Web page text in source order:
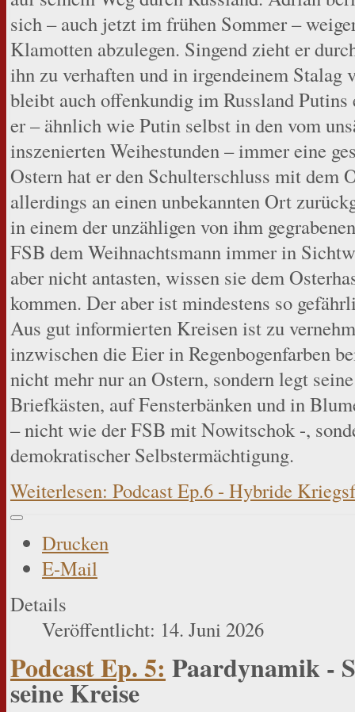
sich – auch jetzt im frühen Sommer –
Klamotten abzulegen. Singend zieht er
ihn zu verhaften und in irgendeinem Stalag
bleibt auch offenkundig im Russland
er – ähnlich wie Putin selbst in den vom
inszenierten Weihestunden – immer eine
Ostern hat er den Schulterschluss mit dem
allerdings an einen unbekannten Ort
in einem der unzähligen von ihm
FSB dem Weihnachtsmann immer in
aber nicht antasten, wissen sie dem
kommen. Der aber ist mindestens so
Aus gut informierten Kreisen ist zu
inzwischen die Eier in Regenbogenfarben
nicht mehr nur an Ostern, sondern legt
Briefkästen, auf Fensterbänken und in
– nicht wie der FSB mit Nowitschok -,
demokratischer Selbstermächtigung.
Weiterlesen: Podcast Ep.6 - Hybride
Drucken
E-Mail
Details
Veröffentlicht: 14. Juni 2026
Podcast Ep. 5: Paardynamik -
seine Kreise